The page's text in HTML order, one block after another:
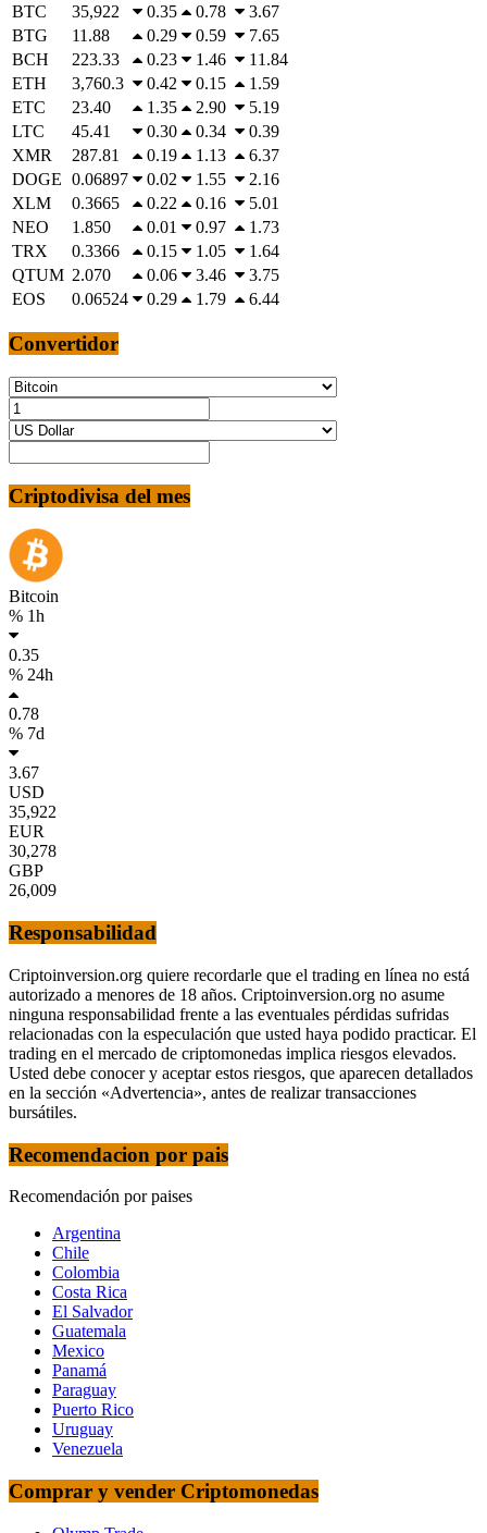
BTC
35,922 0.35 0.78
3.67
BTG
11.88 0.29 0.59
7.65
BCH
223.33 0.23 1.46
11.84
ETH
3,760.3 0.42 0.15
1.59
ETC
23.40 1.35 2.90
5.19
LTC
45.41 0.30 0.34
0.39
XMR
287.81 0.19 1.13
6.37
DOGE 0.06897 0.02 1.55
2.16
XLM
0.3665 0.22 0.16
5.01
NEO
1.850 0.01 0.97
1.73
TRX
0.3366 0.15 1.05
1.64
QTUM 2.070 0.06 3.46
3.75
EOS
0.06524 0.29 1.79 6.44
Convertidor
Criptodivisa del mes
Bitcoin
% 1h
0.35
% 24h
0.78
% 7d
3.67
USD
35,922
EUR
30,278
GBP
26,009
Responsabilidad
Criptoinversion.org quiere recordarle que el trading en línea no está
autorizado a menores de 18 años. Criptoinversion.org no asume
ninguna responsabilidad frente a las eventuales pérdidas sufridas
relacionadas con la especulación que usted haya podido practicar. El
trading en el mercado de criptomonedas implica riesgos elevados.
Usted debe conocer y aceptar estos riesgos, que aparecen detallados
en la sección «Advertencia», antes de realizar transacciones
bursátiles.
Recomendacion por pais
Recomendación por paises
Argentina
Chile
Colombia
Costa Rica
El Salvador
Guatemala
Mexico
Panamá
Paraguay
Puerto Rico
Uruguay
Venezuela
Comprar y vender Criptomonedas